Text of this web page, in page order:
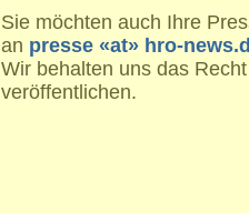
Sie möchten auch Ihre
an presse «at» hro-
Wir behalten uns das
veröffentlichen.